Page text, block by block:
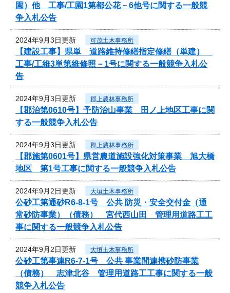
園）他 工事/工園1第都公花－6他号に関する一般競
争入札公告
2024年9月3日更新 可茂土木事務所
【建設工事】県単 道路維持修繕指定修繕（単建）
工事/工維3単第維修照－1号に関する一般競争入札公
告
2024年9月3日更新 郡上農林事務所
【郡治第0610号】予防治山事業 田ノ上地区工事に関
する一般競争入札公告
2024年9月3日更新 郡上農林事務所
【郡施第0601号】県営農道施設強化対策事業 旭大橋
地区 第1号工事に関する一般競争入札公告
2024年9月2日更新 大垣土木事務所
公砂工第通砂R6-8-1号 公共 防災・安全交付金（通
常砂防事業）（債務） 宮代西山田 管理用道路工工
事に関する一般競争入札公告
2024年9月2日更新 大垣土木事務所
公砂工第事連R6-7-1号 公共 事業間連携砂防事業
（債務） 志津北谷 管理用道路工工事に関する一般
競争入札公告